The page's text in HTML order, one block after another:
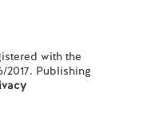
with the
2017. Publishing